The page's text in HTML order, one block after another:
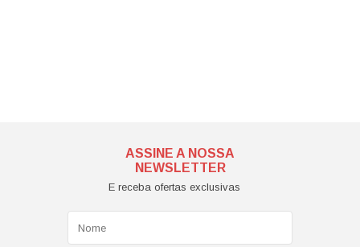
ASSINE A NOSSA
NEWSLETTER
E receba ofertas exclusivas